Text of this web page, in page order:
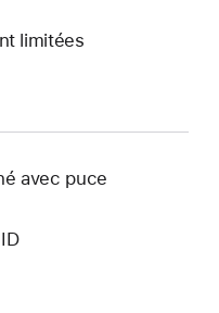
limitées
avec puce